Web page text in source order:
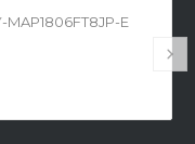
MAP1806FT8JP-E